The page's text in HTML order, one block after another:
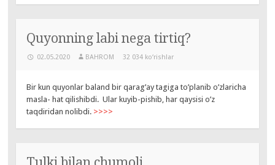
Quyonning labi nega tirtiq?
02.05.2020 BAHROM 32 034 ko‘rishlar
Bir kun quyonlar baland bir qarag’ay tagiga to’planib o’zlaricha
masla- hat qilishibdi. Ular kuyib-pishib, har qaysisi o’z
taqdiridan nolibdi. >>>>